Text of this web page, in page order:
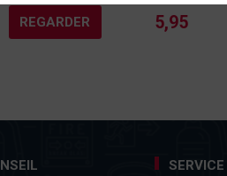
REGARDER 5,95